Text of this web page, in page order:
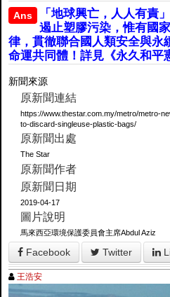
Ans
「地球興亡，人人有責
遏止塑膠污染，惟有國
律，貫徹聯合國人類安全與永
命運共同體！詳見《永久和平
新聞來源
原新聞連結
https://www.thestar.com.my/metro/metro-
to-discard-singleuse-plastic-bags/
原新聞出處
The Star
原新聞作者
原新聞日期
2019-04-17
圖片說明
馬來西亞環境保護委員會主席Abdul Aziz
Facebook Twitter
王浩安